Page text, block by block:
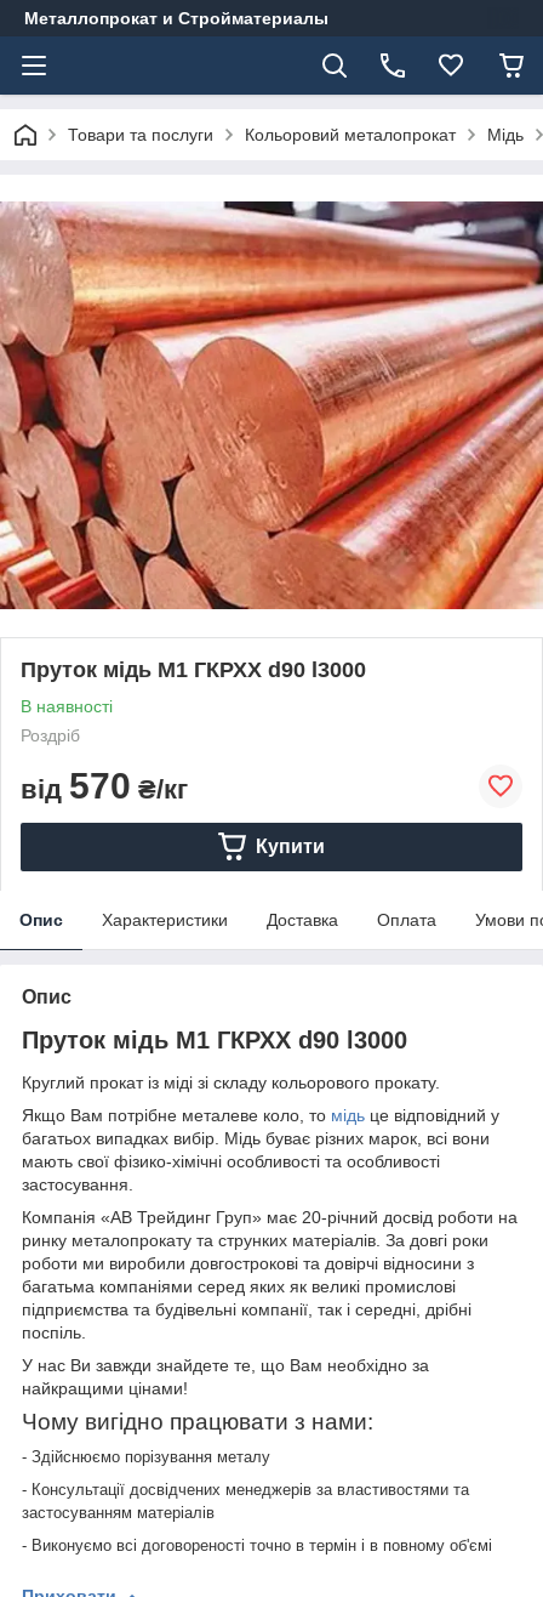
Металлопрокат и Стройматериалы
Товари та послуги Кольоровий металопрокат Мідь
Пруток мідь М1 ГКРХХ d90 l3000
В наявності
Роздріб
від 570 ₴/кг
Купити
Опис Характеристики Доставка Оплата Умови
Опис
Пруток мідь М1 ГКРХХ d90 l3000
Круглий прокат із міді зі складу кольорового прокату.
Якщо Вам потрібне металеве коло, то мідь це відповідний у
багатьох випадках вибір. Мідь буває різних марок, всі вони
мають свої фізико-хімічні особливості та особливості
застосування.
Компанія «АВ Трейдинг Груп» має 20-річний досвід роботи на
ринку металопрокату та струнких матеріалів. За довгі роки
роботи ми виробили довгострокові та довірчі відносини з
багатьма компаніями серед яких як великі промислові
підприємства та будівельні компанії, так і середні, дрібні
поспіль.
У нас Ви завжди знайдете те, що Вам необхідно за
найкращими цінами!
Чому вигідно працювати з нами:
- Здійснюємо порізування металу
- Консультації досвідчених менеджерів за властивостями та
застосуванням матеріалів
- Виконуємо всі договореності точно в термін і в повному об'ємі